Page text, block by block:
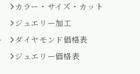
カラー・サイズ・カット
ジュエリー加工
ダイヤモンド価格表
ジュエリー価格表